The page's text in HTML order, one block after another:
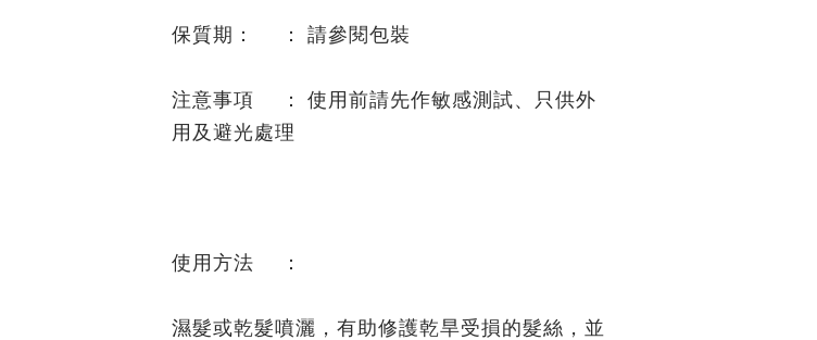
保質期： ： 請參閱包裝
注意事項 ： 使用前請先作敏感測試、只供外
用及避光處理
使用方法 ：
濕髮或乾髮噴灑，有助修護乾旱受損的髮絲，並